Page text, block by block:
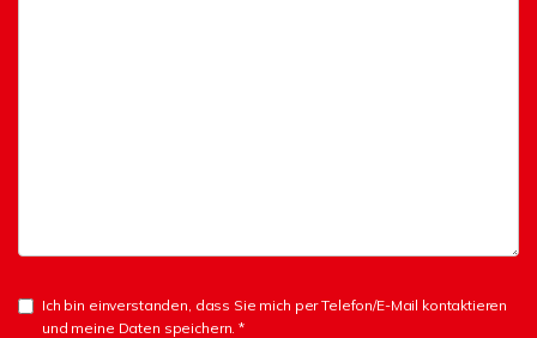
Ich bin einverstanden, dass Sie mich per Telefon/E-Mail kontaktieren
und meine Daten speichern. *